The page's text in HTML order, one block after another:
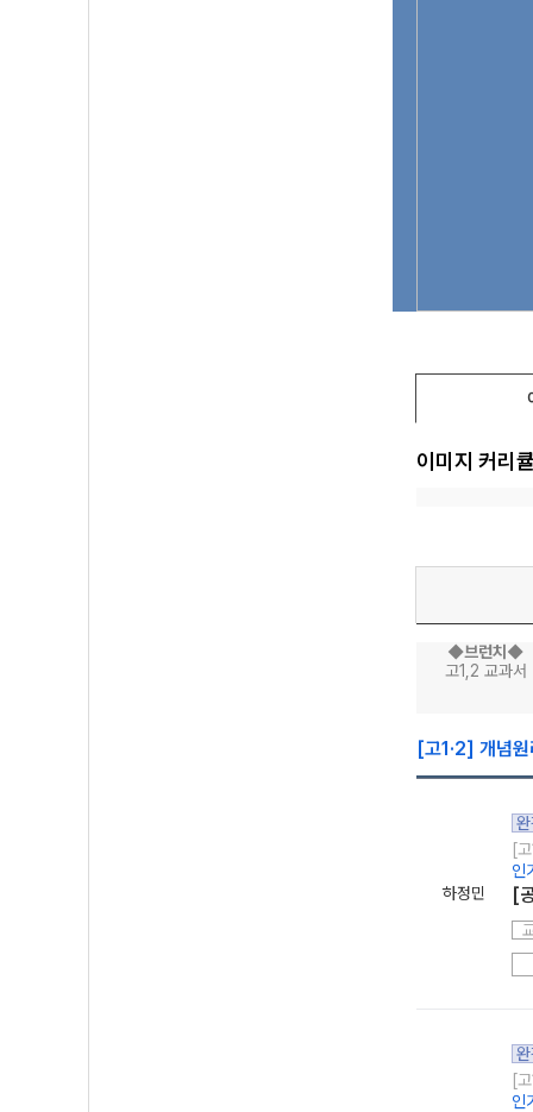
이미지 커리
◆브런치◆
고1,2 교과서
[고1·2] 개념원
하정민
[
인
[
[
인